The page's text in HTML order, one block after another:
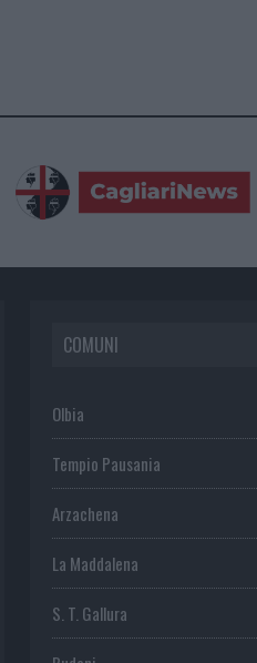
COMUNI
Olbia
Tempio Pausania
Arzachena
La Maddalena
S. T. Gallura